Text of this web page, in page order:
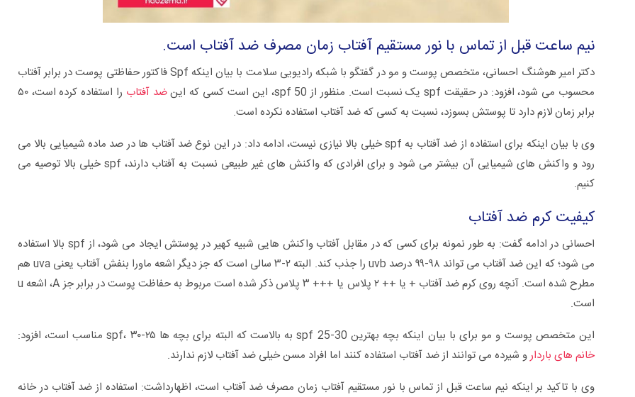
نیم ساعت قبل از تماس با نور مستقیم آفتاب زمان مصرف ضد آفتاب است.
دکتر امیر هوشنگ احسانی، متخصص پوست و مو در گفتگو با شبکه رادیویی سلامت با بیان اینکه Spf فاکتور حفاظتی پوست در برابر آفتاب
محسوب می شود، افزود: در حقیقت spf یک نسبت است. منظور از spf 50، این است کسی که این
ضد آفتاب
را استفاده کرده است، ۵۰
برابر زمان لازم دارد تا پوستش بسوزد، نسبت به کسی که ضد آفتاب استفاده نکرده است.
وی با بیان اینکه برای استفاده از ضد آفتاب به spf خیلی بالا نیازی نیست، ادامه داد: در این نوع ضد آفتاب ها در صد ماده شیمیایی بالا می
رود و واکنش های شیمیایی آن بیشتر می شود و برای افرادی که واکنش های غیر طبیعی نسبت به آفتاب دارند، spf خیلی بالا توصیه می
کنیم.
کیفیت کرم ضد آفتاب
احسانی در ادامه گفت: به طور نمونه برای کسی که در مقابل آفتاب واکنش هایی شبیه کهیر در پوستش ایجاد می شود، از spf بالا استفاده
می شود؛ که این ضد آفتاب می تواند ۹۸-۹۹ درصد uvb را جذب کند. البته ۲-۳ سالی است که جز دیگر اشعه ماورا بنفش آفتاب یعنی uva هم
مطرح شده است. آنچه روی کرم ضد آفتاب + یا ++ ۲ پلاس یا +++ ۳ پلاس ذکر شده است مربوط به حفاظت پوست در برابر جز A، اشعه u
است.
این متخصص پوست و مو برای با بیان اینکه بچه بهترین spf 25-30 به بالاست که البته برای بچه ها spf، ۳۰-۲۵ مناسب است، افزود:
خانم های باردارو شیرده می توانند از ضد آفتاب استفاده کنند اما افراد مسن خیلی ضد آفتاب لازم ندارند.
وی با تاکید بر اینکه نیم ساعت قبل از تماس با نور مستقیم آفتاب زمان مصرف ضد آفتاب است، اظهارداشت: استفاده از ضد آفتاب در خانه
+ویدئو زگیل تناسلی از تشخیص تا درمان +ویدئو
برای چه بیماری هایی به متخصص اورولوژی
مراجعه کنیم؟